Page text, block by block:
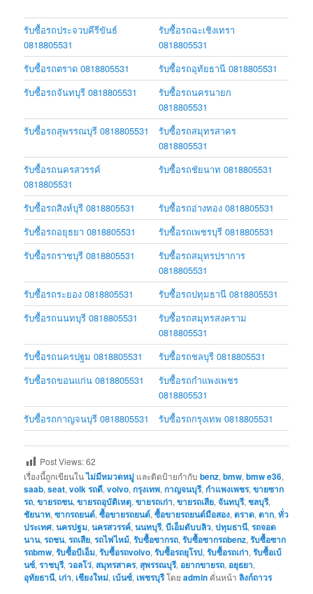
รับซื้อรถประจวบคีรีขันธ์
0818805531
รับซื้อรถฉะเชิงเทรา
0818805531
รับซื้อรถตราด 0818805531
รับซื้อรถอุทัยธานี 0818805531
รับซื้อรถจันทบุรี 0818805531
รับซื้อรถนครนายก
0818805531
รับซื้อรถสุพรรณบุรี 0818805531
รับซื้อรถสมุทรสาคร
0818805531
รับซื้อรถนครสวรรค์
0818805531
รับซื้อรถชัยนาท 0818805531
รับซื้อรถสิงห์บุรี 0818805531
รับซื้อรถอ่างทอง 0818805531
รับซื้อรถอยุธยา 0818805531
รับซื้อรถเพชรบุรี 0818805531
รับซื้อรถราชบุรี 0818805531
รับซื้อรถสมุทรปราการ
0818805531
รับซื้อรถระยอง 0818805531
รับซื้อรถปทุมธานี 0818805531
รับซื้อรถนนทบุรี 0818805531
รับซื้อรถสมุทรสงคราม
0818805531
รับซื้อรถนครปฐม 0818805531
รับซื้อรถชลบุรี 0818805531
รับซื้อรถขอนแก่น 0818805531
รับซื้อรถกำแพงเพชร
0818805531
รับซื้อรถกาญจนบุรี 0818805531
รับซื้อรถกรุงเทพ 0818805531
Post Views:62
เรื่องนี้ถูกเขียนในไม่มีหมวดหมู่ และติดป้ายกำกับbenz,bmw,bmw e36,
saab,seat,volk รถดี,volvo,กรุงเทพ,กาญจนบุรี,กำแพงเพชร,ขายซาก
รถ,ขายรถชน,ขายรถอุบัติเหตุ,ขายรถเก่า,ขายรถเสีย,จันทบุรี,ชลบุรี,
ชัยนาท,ซากรถยนต์,ซื้อขายรถยนต์,ซื้อขายรถยนต์มือสอง,ตราด,ตาก,ทั่ว
ประเทศ,นครปฐม,นครสวรรค์,นนทบุรี,บีเอ็มดับบลิว,ปทุมธานี,รถจอด
นาน,รถชน,รถเสีย,รถไฟไหม้,รับซื้อซากรถ,รับซื้อซากรถbenz,รับซื้อซาก
รถbmw,รับซื้อบีเอ็ม,รับซื้อรถvolvo,รับซื้อรถยุโรป,รับซื้อรถเก่า,รับซื้อเบ้
นซ์,ราชบุรี,วอลโว่, สมุทรสาคร, สุพรรณบุรี, อยากขายรถ, อยุธยา,
อุทัยธานี, เก่า, เชียงใหม่, เบ้นซ์, เพชรบุรีโดยadmin คั่นหน้าลิงก์ถาวร